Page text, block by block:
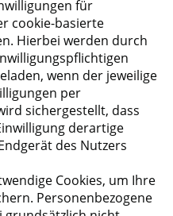
für
cookie-basierte
Hierbei werden durch
wenn der jeweilige
per
sichergestellt, dass
derartige
des Nutzers
Cookies, um Ihre
Personenbezogene